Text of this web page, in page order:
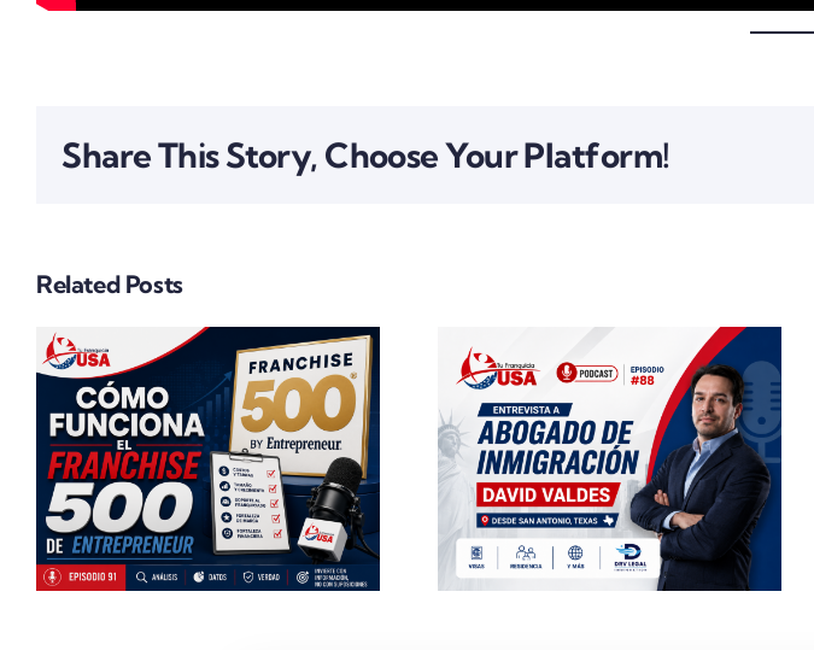
Share This Story, Choose Your Platform!
Related Posts
La Verdad Sobre
Las Visas En
Estados Unidos
¿Miami Ya Es Más
Cara Que Nueva
York? La Verdad